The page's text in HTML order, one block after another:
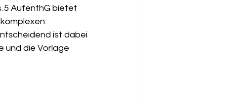
5 AufenthG bietet
ist dabei
und die Vorlage